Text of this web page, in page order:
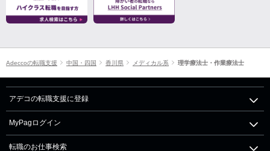
Adeccoの転職支援 中国・四国 香川県 メディカル系 理学療法士・作業療法士
アデコの転職支援に登録
MyPagログイン
転職のお仕事検索